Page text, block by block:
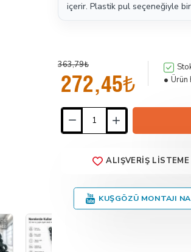
İndirimde
içerir. Plastik pul seçeneğiyle
272,45₺
363,79₺
Ürün
ALIŞVERIŞ LISTEME
KUŞGÖZÜ MONTAJI